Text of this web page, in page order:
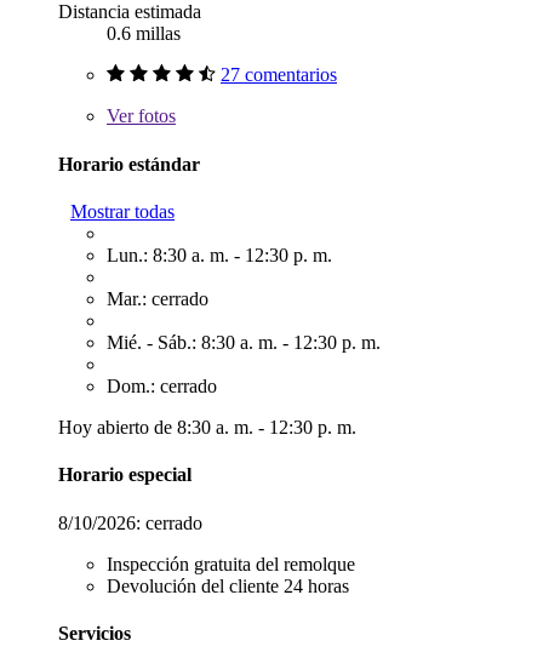
Distancia estimada
0.6 millas
27 comentarios
Verfotos
Horario estándar
Mostrar todas
Lun.: 8:30 a. m. - 12:30 p. m.
Mar.: cerrado
Mié. - Sáb.: 8:30 a. m. - 12:30 p. m.
Dom.: cerrado
Hoy abierto de 8:30 a. m. - 12:30 p. m.
Horario especial
8/10/2026: cerrado
Inspección gratuita del remolque
Devolución del cliente 24 horas
Servicios